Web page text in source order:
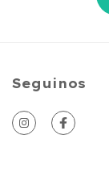
Seguinos